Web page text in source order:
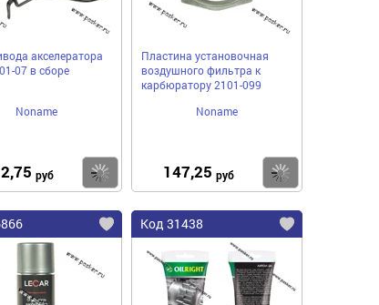
акселератора
07 в сборе
Noname
руб Купить
Пластина установочная
воздушного фильтра к
карбюратору 2101-099
Noname
147,25 руб
Код 31438